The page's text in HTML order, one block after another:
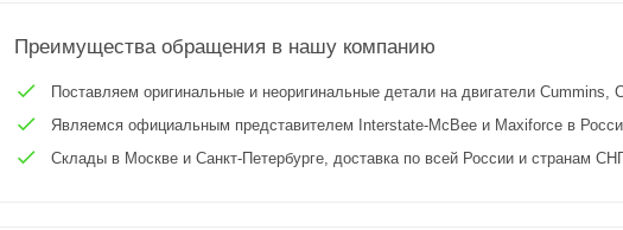
Преимущества обращения в нашу компанию
Поставляем оригинальные и неоригинальные детали на двигатели Cummins,
Являемся официальным представителем Interstate-McBee и Maxiforce в
Склады в Москве и Санкт-Петербурге, доставка по всей России и странам